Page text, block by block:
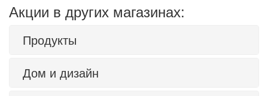
Акции в других магазинах:
Продукты
Дом и дизайн